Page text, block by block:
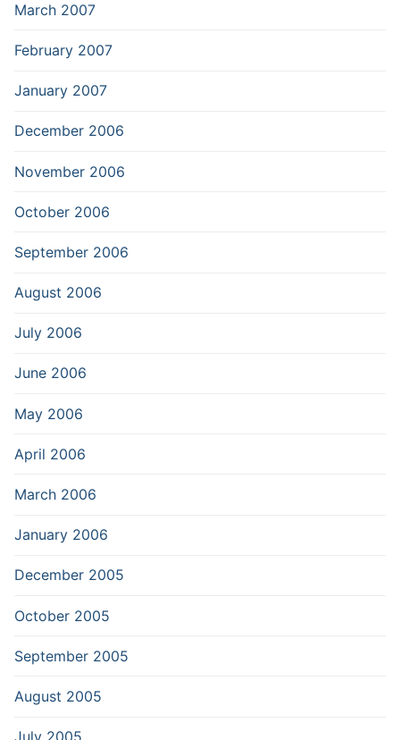
March 2007
February 2007
January 2007
December 2006
November 2006
October 2006
September 2006
August 2006
July 2006
June 2006
May 2006
April 2006
March 2006
January 2006
December 2005
October 2005
September 2005
August 2005